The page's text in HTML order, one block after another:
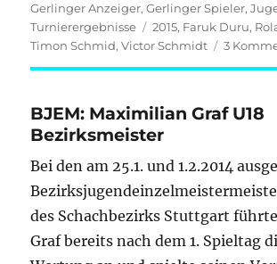
am
Gerlinger Anzeiger,Gerlinger Spieler,
Turnierergebnisse
Schlagwörter
2015, Faruk Duru,
Timon Schmid,Victor Schmidt 3
BJEM: Maximilian Graf U18
Bezirksmeister
Bei den am 25.1. und 1.2.2014
des Schachbezirks Stuttgart
Graf bereits nach dem 1. Spieltag